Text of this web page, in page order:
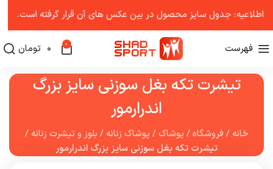
فهرست 0
0 تومان
تیشرت تکه بغل سوزنی سایز بزرگ
اندرارمور
خانه /فروشگاه/ پوشاک/ پوشاک زنانه / بلوز و تیشرت زنانه /
تیشرت تکه بغل سوزنی سایز بزرگ اندرارمور
اطلاعیه: جدول سایز محصول در بین عکس ‌های آن قرار گرفته است.